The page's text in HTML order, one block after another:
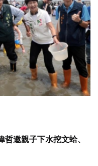
邀親子下水挖文蛤、